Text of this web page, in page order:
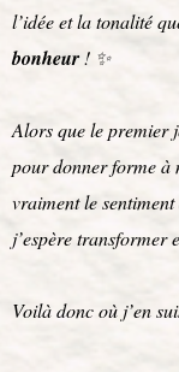
l’idée et la tonalité
bonheur! ✨
Alors que le premier
pour donner forme à
vraiment le
j’espère transformer
Voilà donc où j’en